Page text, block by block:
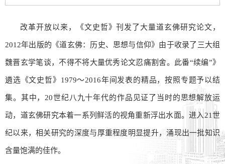
改革开放以来，《文史哲》刊发了大量道玄佛研究论文，
2012年出版的《道玄佛：历史、思想与信仰》由于收录了三大组
魏晋玄学笔谈，不得不将大量优秀论文忍痛割舍。此番“续编”》
遴选《文史哲》1979～2016年间发表的精品，按照专题予以结
集。其中，20世纪八九十年代的作品见证了当时的思想解放运
动，道玄佛研究本着一系列鲜活的视角重新浮出水面。进入21世
纪以来，相关研究的深度与厚重程度明显提升，涌现出一批知识
含量饱满的佳作。